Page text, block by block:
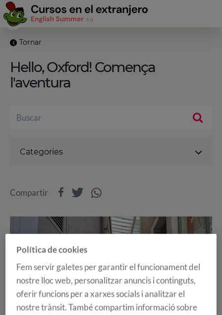
Tornar
Hello, Oxford! Comença
l'aventura
Categories
Compartir
Política de cookies
Fem servir galetes per garantir el funcionament del
nostre lloc web, personalitzar anuncis i continguts,
oferir funcions per a xarxes socials i analitzar el
nostre trànsit. També compartim informació sobre